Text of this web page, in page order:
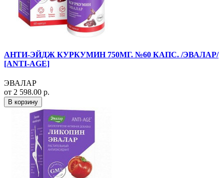
АНТИ-ЭЙДЖ КУРКУМИН 750МГ. №60 КАПС. /ЭВАЛАР/
[ANTI-AGE]
ЭВАЛАР
от 2 598.00 р.
В корзину